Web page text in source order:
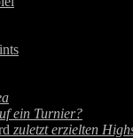
ein Turnier?
zuletzt erzielten